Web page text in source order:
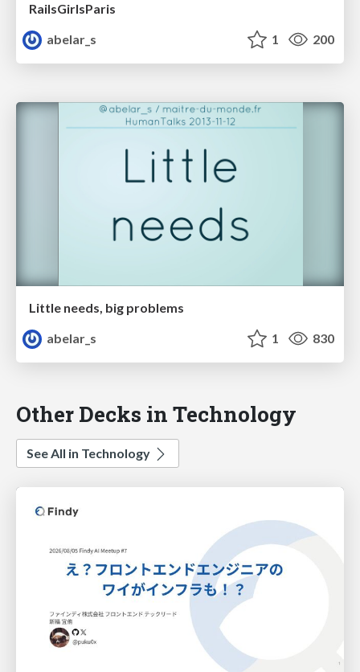
RailsGirlsParis
abelar_s
1 200
Little needs, big problems
abelar_s
1 830
Other Decks in Technology
See All in Technology